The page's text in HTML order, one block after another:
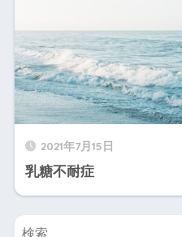
2021年7月15日
乳糖不耐症